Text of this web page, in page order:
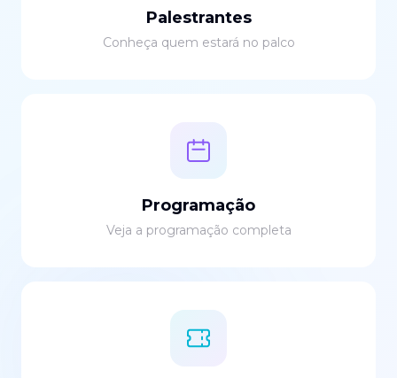
Palestrantes
Conheça quem estará no palco
Programação
Veja a programação completa